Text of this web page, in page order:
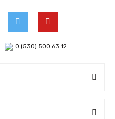
0 (530) 500 63 12